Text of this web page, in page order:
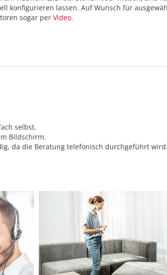
konfigurieren lassen. Auf Wunsch für
sogar per Video.
selbst.
Bildschirm.
da die Beratung telefonisch durchgeführt wird.